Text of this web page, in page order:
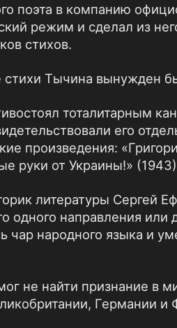
поэта в компанию
режим и сделал из
стихов.
Тычина вынужден
тоталитарным
его
произведения:
руки от Украины!»
литературы Сергей
одного направления
народного языка и
не найти признание в
Германии и